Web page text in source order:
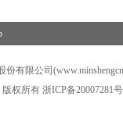
份有限公司
版权所有 浙ICP备20007281